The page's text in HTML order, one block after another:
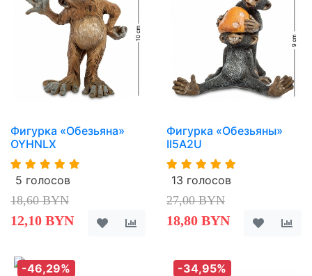
Фигурка «Обезьяна»
OYHNLX
5 голосов
18,60 BYN
12,10 BYN
Фигурка «Обезьяны»
II5A2U
13 голосов
27,00 BYN
18,80 BYN
-46,29% -34,95%